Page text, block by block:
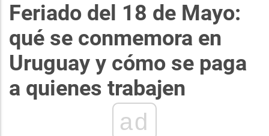
Feriado del 18 de Mayo:
qué se conmemora en
Uruguay y cómo se paga
a quienes trabajen
ad